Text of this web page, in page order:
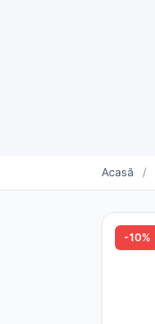
Acasă /
-10%